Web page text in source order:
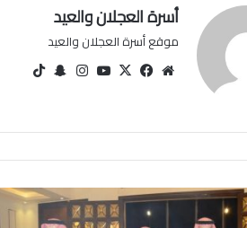
أسرة العجلان والعيد
موقع أسرة العجلان والعيد
مو
ب
في ‫X
‫You انس سنا
ت